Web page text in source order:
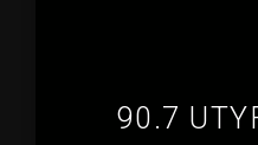
90.7